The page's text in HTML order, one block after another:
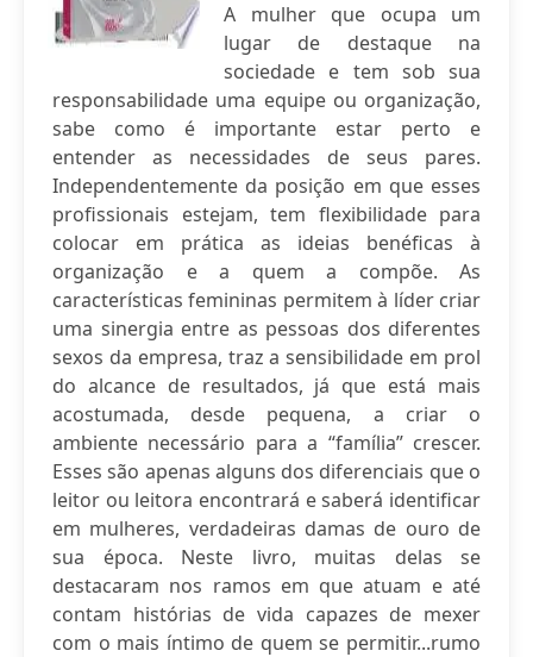
A mulher que ocupa um
lugar de destaque na
sociedade e tem sob sua
responsabilidade uma equipe ou organização,
sabe como é importante estar perto e
entender as necessidades de seus pares.
Independentemente da posição em que esses
profissionais estejam, tem flexibilidade para
colocar em prática as ideias benéficas à
organização e a quem a compõe. As
características femininas permitem à líder criar
uma sinergia entre as pessoas dos diferentes
sexos da empresa, traz a sensibilidade em prol
do alcance de resultados, já que está mais
acostumada, desde pequena, a criar o
ambiente necessário para a “família” crescer.
Esses são apenas alguns dos diferenciais que o
leitor ou leitora encontrará e saberá identificar
em mulheres, verdadeiras damas de ouro de
sua época. Neste livro, muitas delas se
destacaram nos ramos em que atuam e até
contam histórias de vida capazes de mexer
com o mais íntimo de quem se permitir...rumo